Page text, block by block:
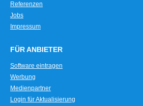
Referenzen
Jobs
Impressum
FÜR ANBIETER
Software eintragen
Werbung
Medienpartner
Login für Aktualisierung